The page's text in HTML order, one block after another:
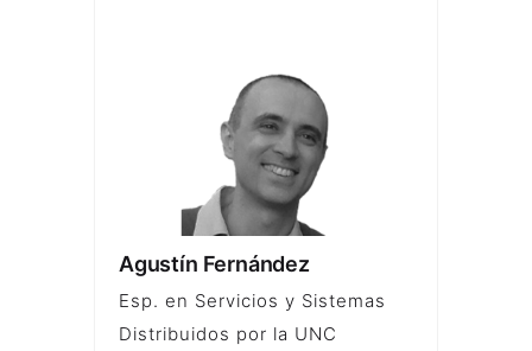
Agustín Fernández
Esp. en Servicios y Sistemas
Distribuidos por la UNC